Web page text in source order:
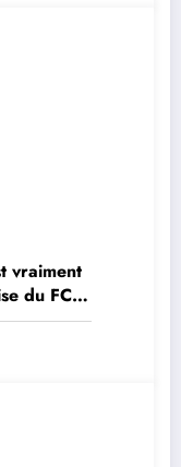
vraiment
du FC